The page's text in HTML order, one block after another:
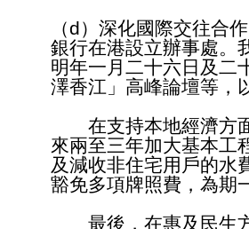
（d）深化國際交往合
銀行在港設立辦事處。
明年一月二十六日及二
澤香江」高峰論壇等，
在支持本地經濟方面
來兩至三年加大基本工
及減收非住宅用戶的水
豁免多項牌照費，為期
最後，在惠及民生